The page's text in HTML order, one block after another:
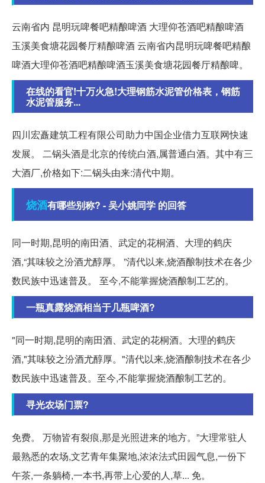
云南省内 昆明玩啤餐吧精酿啤酒 大理仰苍酒吧精酿啤酒
玉溪美食塘花园餐厅精酿啤酒 云南省内昆明玩啤餐吧精酿
啤酒大理仰苍酒吧精酿啤酒玉溪美食塘花园餐厅精酿啤。
在线的看官!十万火急!大理钢筋水泥管价格表，钢筋
水泥管服务...
四川宏矗建筑工程有限公司助力中国企业借力互联网快速
发展。 二锅头酒是北京的传统白酒,属普通白酒。其中有三
大酒厂,价格如下:二锅头由来:清代中期。
烧酒有哪些别称? - 吴小姚同学 的回答
同一时期,昆明的南田酒、武定的花桐酒、大理的鹤庆
酒,“其味较之汾酒尤醇厚。 ”清代以来,烧酒酿制技术在各少
数民族中迅速普及。 至今,不能掌握烧酒酿制工艺的。
一瓶真露烧酒相当于几瓶啤酒?
"同一时期,昆明的南田酒、武定的花桐酒。大理的鹤庆
酒,"其味较之汾酒尤醇厚。"清代以来,烧酒酿制技术在各少
数民族中迅速普及。至今,不能掌握烧酒酿制工艺的。
寻光农场门票?
免费。 万物皆有裂痕,那是光照进来的地方。”大理常驻人
最熟悉的农场,文艺青年集聚地,浓浓法式田园气息,一份下
午茶,一条躺椅,一本书,再带上心爱的人,草... 免。